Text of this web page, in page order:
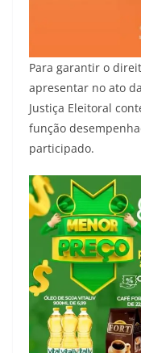
Para garantir o
apresentar no ato
Justiça Eleitoral
função
participado.